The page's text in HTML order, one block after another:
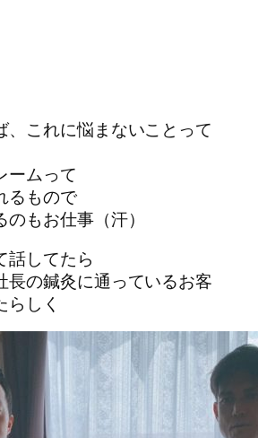
、これに悩まないことって
ームって
るもので
もお仕事（汗）
話してたら
長の鍼灸に通っているお客
らしく